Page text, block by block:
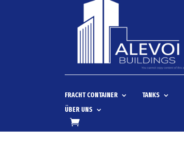
FRACHT CONTAINER TANKS
ÜBER UNS